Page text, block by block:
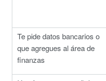
Te pide datos bancarios o
que agregues al área de
finanzas